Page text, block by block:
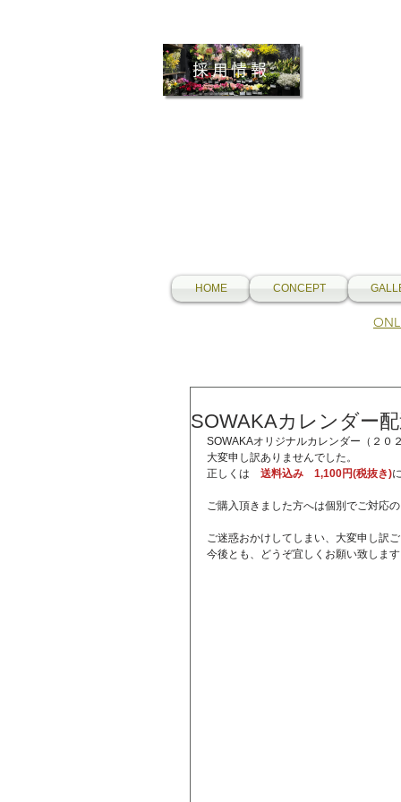
採用情報
HOME CONCEPT
SOWAKAカレンダー
SOWAKAオリジナルカレンダー（２０
大変申し訳ありませんでした。
正しくは 送料込み　1,100円(税抜き)
ご購入頂きました方へは個別でご対応
ご迷惑おかけしてしまい、大変申し訳
今後とも、どうぞ宜しくお願い致しま